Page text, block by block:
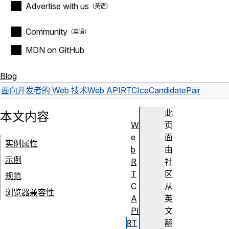
Advertise with us
Community
MDN on GitHub
Blog
面向开发者的 Web 技术Web APIRTCIceCandidatePair
此
页
面
由
社
区
从
英
文
翻
本文内容
实例属性
示例
规范
浏览器兼容性
W
e
b
R
T
C
A
PI
RT